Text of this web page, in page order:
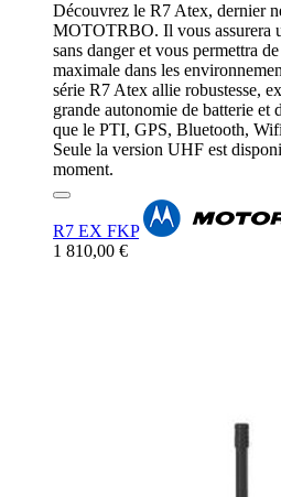
Découvrez le R7 Atex, dernier
MOTOTRBO. Il vous assurera
sans danger et vous permettra
maximale dans les
série R7 Atex allie robustesse,
grande autonomie de batterie et
que le PTI, GPS, Bluetooth,
Seule la version UHF est
moment.
R7 EX FKP
1 810,00 €